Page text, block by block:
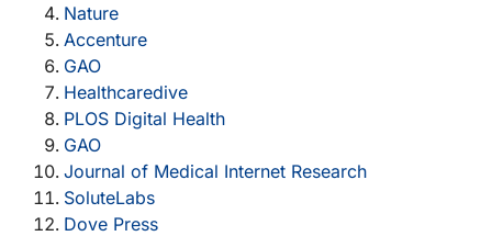
Nature
Accenture
GAO
Healthcaredive
PLOS Digital Health
GAO
Journal of Medical Internet Research
SoluteLabs
Dove Press